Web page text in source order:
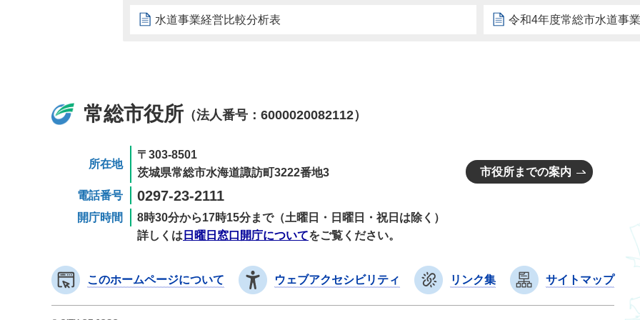
水道事業経営比較分析表 令和4年度常総市水道事業
常総市役所 （法人番号：6000020082112）
所在地
〒303-8501
茨城県常総市水海道諏訪町3222番地3
電話番号
0297-23-2111
開庁時間
8時30分から17時15分まで（土曜日・日曜日・祝日は除く）
詳しくは 日曜日窓口開庁についてをご覧ください。
市役所までの案内
このホームページについて ウェブアクセシビリティ リンク集 サイトマップ